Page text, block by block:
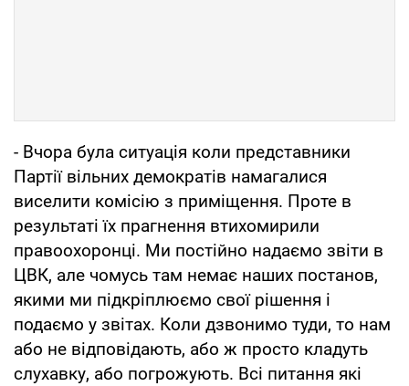
- Вчора була ситуація коли представники
Партії вільних демократів намагалися
виселити комісію з приміщення. Проте в
результаті їх прагнення втихомирили
правоохоронці. Ми постійно надаємо звіти в
ЦВК, але чомусь там немає наших постанов,
якими ми підкріплюємо свої рішення і
подаємо у звітах. Коли дзвонимо туди, то нам
або не відповідають, або ж просто кладуть
слухавку, або погрожують. Всі питання які